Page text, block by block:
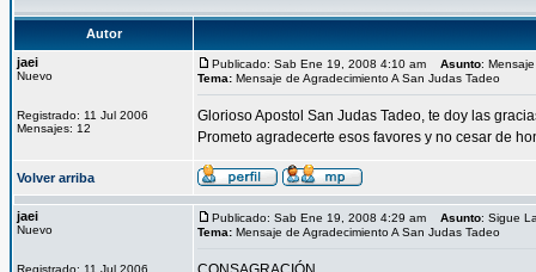
Autor
jaei
Nuevo
Registrado: 11 Jul 2006
Mensajes: 12
Publicado: Sab Ene 19, 2008 4:10 am Asunto:
Tema: Mensaje de Agradecimiento A San Judas Tadeo
Glorioso Apostol San Judas Tadeo, te doy las
Prometo agradecerte esos favores y no cesar de
Volver arriba
jaei
Nuevo
Registrado: 11 Jul 2006
Publicado: Sab Ene 19, 2008 4:29 am Asunto: Sigue
Tema: Mensaje de Agradecimiento A San Judas Tadeo